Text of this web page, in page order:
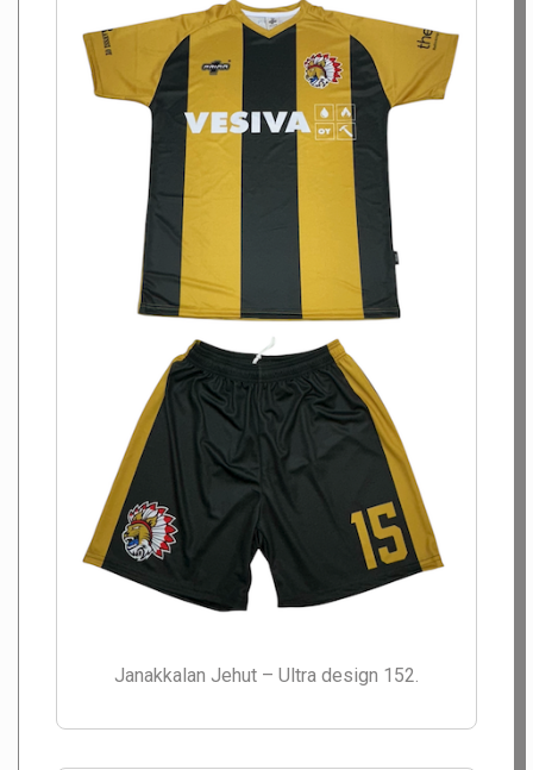
Janakkalan Jehut – Ultra design 152.